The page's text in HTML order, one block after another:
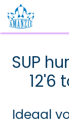
Overslaan naar
SUP
12'6
Ideaal